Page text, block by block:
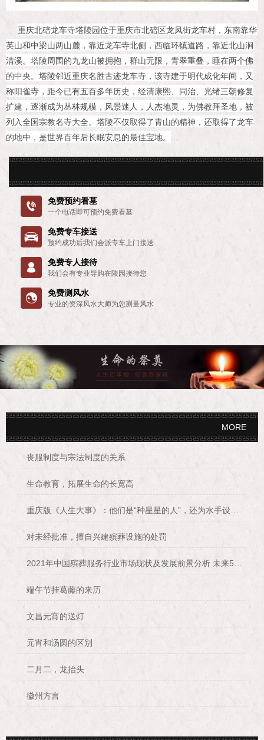
重庆北碚龙车寺塔陵园位于重庆市北碚区龙凤街龙车村，东南靠华
英山和中梁山两山麓，靠近龙车寺北侧，西临环镇道路，靠近北山涧
清溪。塔陵周围的九龙山被拥抱，群山无限，青翠重叠，睡在两个佛
的中央。塔陵邻近重庆名胜古迹龙车寺，该寺建于明代成化年间，又
称阳雀寺，距今已有五百多年历史，经清康熙、同治、光绪三朝修复
扩建，逐渐成为丛林规模，风景迷人，人杰地灵，为佛教拜圣地，被
列入全国宗教名寺大全。塔陵不仅取得了青山的精神，还取得了龙车
的地中，是世界百年后长眠安息的最佳宝地。
 免费预约看墓
一个电话即可预约免费看墓
 免费专车接送
预约成功后我们会派专车上门接送
 免费专人接待
我们会有专业导购在陵园接待您
 免费测风水
专业的资深风水大师为您测量风水
MORE
丧服制度与宗法制度的关系
生命教育，拓展生命的长宽高
对未经批准，擅自兴建殡葬设施的处罚
端午节挂葛藤的来历
文昌元宵的送灯
元宵和汤圆的区别
二月二，龙抬头
徽州方言